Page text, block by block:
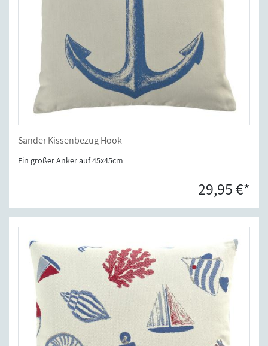
Sander Kissenbezug Hook
Ein großer Anker auf 45x45cm
29,95 €*